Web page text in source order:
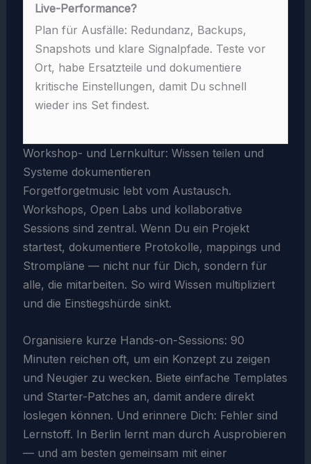
Live-Performance?
Plan für Ausfälle: Redundanz, Backups,
Snapshots und klare Signalpfade. Teste vor
Ort, habe Ersatzteile und dokumentiere
kritische Einstellungen, damit Du schnell
wieder ins Set findest.
Workshop- und Lernkultur: Wissen teilen und
Systeme dokumentieren
Forgetforgetmusic lebt vom Austausch.
Workshops, Open Labs und kollaborative
Sessions sind zentral. Wenn Du ein Projekt
startest, dokumentiere Protokolle, mappings und
Strompläne — nicht nur für Dich, sondern für
alle, die mitarbeiten. So wird Wissen multipliziert
und die Einstiegshürde sinkt.
Organisiere kurze Hands-on-Sessions: 90
Minuten reichen oft, um ein Konzept zu zeigen
und Neugier zu wecken. Biete einfache Templates
und Starter-Patches an, damit andere direkt
loslegen können. Und erinnere Dich: Fehler sind
Lernstoff. In Berlin lernt man durch Ausprobieren
— und am besten gemeinsam mit einer